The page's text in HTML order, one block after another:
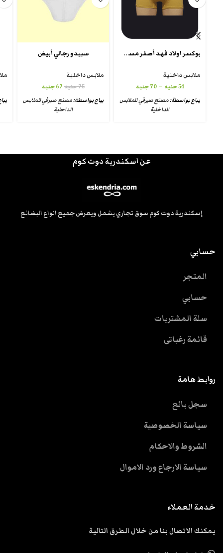
بوكسر اولاد فهد أصفر مسطرده
ملابس داخلية
54جنيه –
70 جنيه
يباع بواسطة:مصنع صيرفي للملابس
الداخلية
سبيدو رجالي أبيض
ملابس داخلية
75جنيه 67جنيه
يباع بواسطة:مصنع صيرفي للملابس
الداخلية
عن اسكندرية دوت كوم
إسكندرية دوت كوم سوق تجاري يشمل ويعرض جميع انواع البضائع
حسابي
المتجر
حسابي
سلة المشتريات
قائمة رغباتى
روابط هامة
سجل بائع
سياسة الخصوصية
الشروط والاحكام
سياسة الارجاع ورد الاموال
خدمة العملاء
يمكنك الاتصال بنا من خلال الطرق التالية